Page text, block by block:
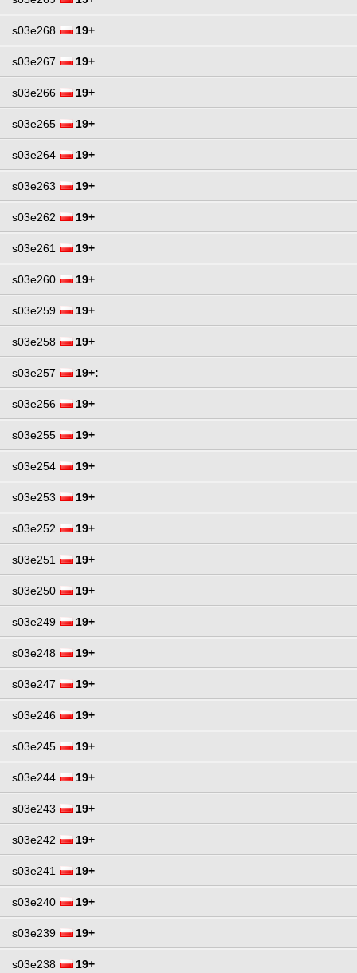
s03e268 19+
s03e267 19+
s03e266 19+
s03e265 19+
s03e264 19+
s03e263 19+
s03e262 19+
s03e261 19+
s03e260 19+
s03e259 19+
s03e258 19+
s03e257 19+:
s03e256 19+
s03e255 19+
s03e254 19+
s03e253 19+
s03e252 19+
s03e251 19+
s03e250 19+
s03e249 19+
s03e248 19+
s03e247 19+
s03e246 19+
s03e245 19+
s03e244 19+
s03e243 19+
s03e242 19+
s03e241 19+
s03e240 19+
s03e239 19+
s03e238 19+